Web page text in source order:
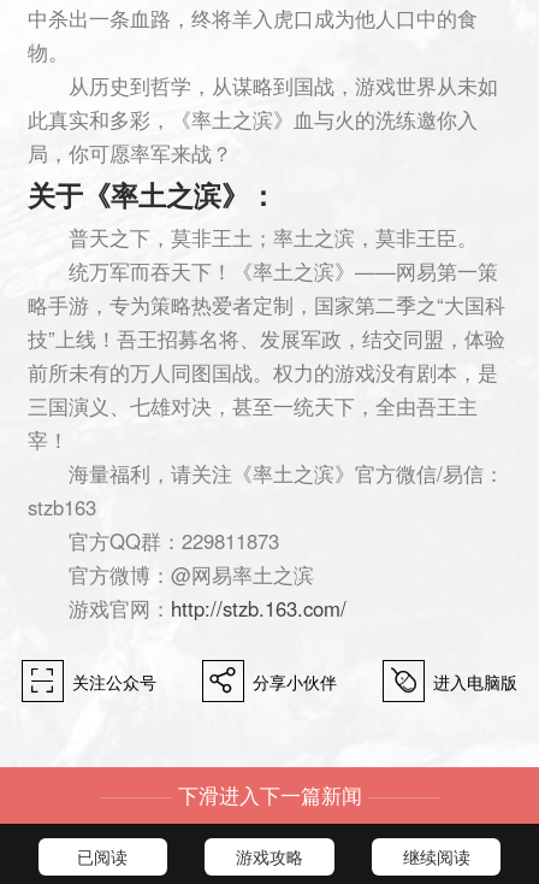
中杀出一条血路，终将羊入虎口成为他人口中的食
物。
从历史到哲学，从谋略到国战，游戏世界从未如
此真实和多彩，《率土之滨》血与火的洗练邀你入
局，你可愿率军来战？
关于《率土之滨》：
普天之下，莫非王土；率土之滨，莫非王臣。
统万军而吞天下！《率土之滨》——网易第一策
略手游，专为策略热爱者定制，国家第二季之“大国科
技”上线！吾王招募名将、发展军政，结交同盟，体验
前所未有的万人同图国战。权力的游戏没有剧本，是
三国演义、七雄对决，甚至一统天下，全由吾王主
宰！
海量福利，请关注《率土之滨》官方微信/易信：
stzb163
官方QQ群：229811873
官方微博：@网易率土之滨
游戏官网： http://stzb.163.com/
򰀁 关注公众号 򰀂 分享小伙伴 򰀄 进入电脑版
下滑进入下一篇新闻
已阅读 游戏攻略 继续阅读